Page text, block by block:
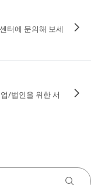
터에 문의해 보세
/법인을 위한 서